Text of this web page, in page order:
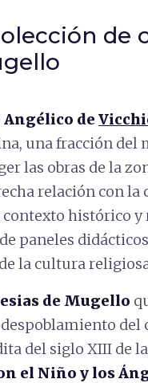
de
Angélico de
una fracción del
las obras de la
relación con la
histórico
paneles
la cultura
de Mugello
del
del siglo XIII de
el Niño y los